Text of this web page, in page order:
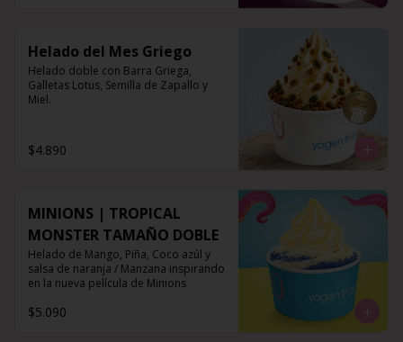
Helado del Mes Griego
Helado doble con Barra Griega,
Galletas Lotus, Semilla de Zapallo y
Miel.
$4.890
MINIONS | TROPICAL
MONSTER TAMAÑO DOBLE
Helado de Mango, Piña, Coco azúl y
salsa de naranja / Manzana inspirando
en la nueva película de Minions
$5.090